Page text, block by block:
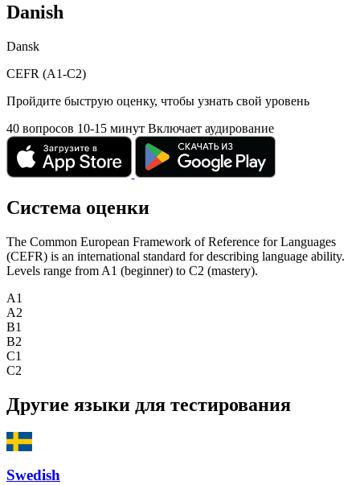
Danish
Dansk
CEFR (A1-C2)
Пройдите быструю оценку, чтобы узнать свой уровень
40 вопросов 10-15 минут Включает аудирование
Система оценки
The Common European Framework of Reference for Languages
(CEFR) is an international standard for describing language ability.
Levels range from A1 (beginner) to C2 (mastery).
A1
A2
B1
B2
C1
C2
Другие языки для тестирования
Swedish